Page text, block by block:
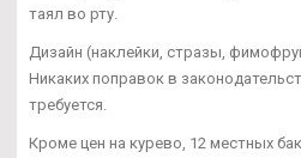
таял во рту.
Дизайн (наклейки, стразы,
Никаких поправок в
требуется.
Кроме цен на курево, 12 местных